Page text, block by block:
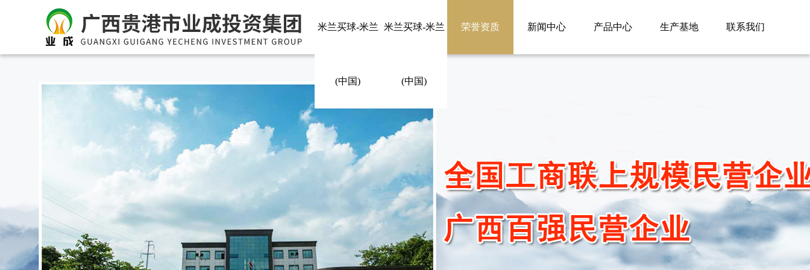
米兰买球-米兰
(中国)
米兰买球-米兰
(中国)
荣誉资质 新闻中心 产品中心 生产基地 联系我们